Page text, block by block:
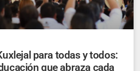
para todas y todos:
que abraza cada